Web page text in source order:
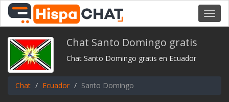
Chat Santo Domingo gratis
Chat Santo Domingo gratis en Ecuador
Chat Ecuador Santo Domingo